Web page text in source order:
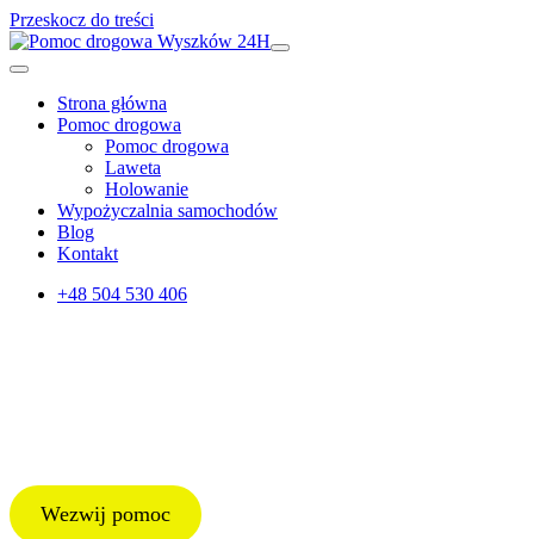
Przeskocz do treści
Main
Navigation
Strona główna
Pomoc drogowa
Pomoc drogowa
Laweta
Holowanie
Wypożyczalnia samochodów
Blog
Kontakt
+48 504 530 406
Wezwij pomoc